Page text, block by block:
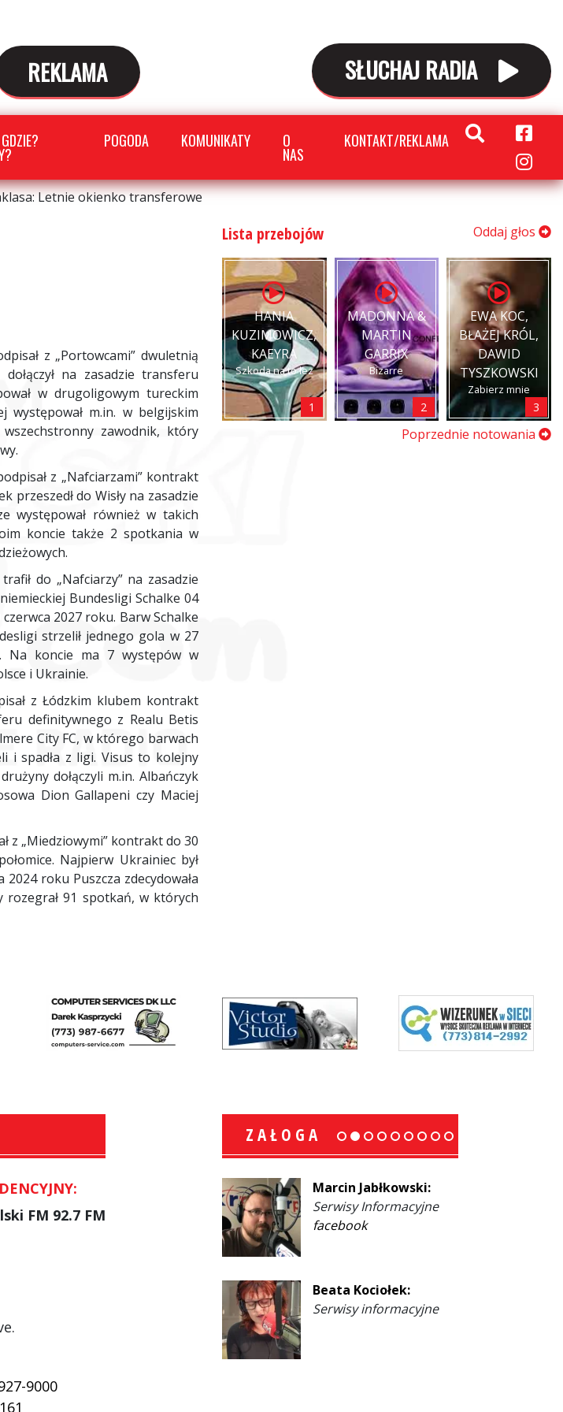
REKLAMA SŁUCHAJ RADIA
POGODA KOMUNIKATY O
NAS
KONTAKT/REKLAMA
Letnie okienko transferowe
z „Portowcami” dwuletnią
na zasadzie transferu
w drugoligowym tureckim
m.in. w belgijskim
zawodnik, który
z „Nafciarzami” kontrakt
przeszedł do Wisły na zasadzie
występował również w takich
koncie także 2 spotkania w
do „Nafciarzy” na zasadzie
Bundesligi Schalke 04
2027 roku. Barw Schalke
strzelił jednego gola w 27
Na koncie ma 7 występów w
i Ukrainie.
z Łódzkim klubem kontrakt
definitywnego z Realu Betis
City FC, w którego barwach
i spadła z ligi. Visus to kolejny
dołączyli m.in. Albańczyk
Dion Gallapeni czy Maciej
z „Miedziowymi” kontrakt do 30
Najpierw Ukrainiec był
roku Puszcza zdecydowała
rozegrał 91 spotkań, w których
Lista przebojów Oddaj głos
HANIA
KUZIMOWICZ,
KAEYRA
Szkoda na to łez
1
MADONNA &
MARTIN
GARRIX
Bizarre
2
EWA KOC,
BŁAŻEJ KRÓL,
DAWID
TYSZKOWSKI
Zabierz mnie
3
Poprzednie notowania
FM 92.7 FM
9000
ZAŁOGA
Wawer:
Marcin Jabłkowski:
Serwisy Informacyjne
facebook
Beata Kociołek:
Serwisy informacyjne